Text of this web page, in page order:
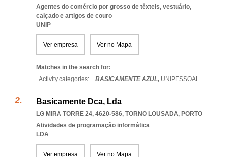
Agentes do comércio por grosso de têxteis, vestuário,
calçado e artigos de couro
UNIP
Ver empresa Ver no Mapa
Matches in the search for:
Activity categories: ...BASICAMENTE AZUL, UNIPESSOAL...
Basicamente Dca, Lda
LG MIRA TORRE 24, 4620-586, TORNO LOUSADA, PORTO
Atividades de programação informática
LDA
Ver empresa Ver no Mapa